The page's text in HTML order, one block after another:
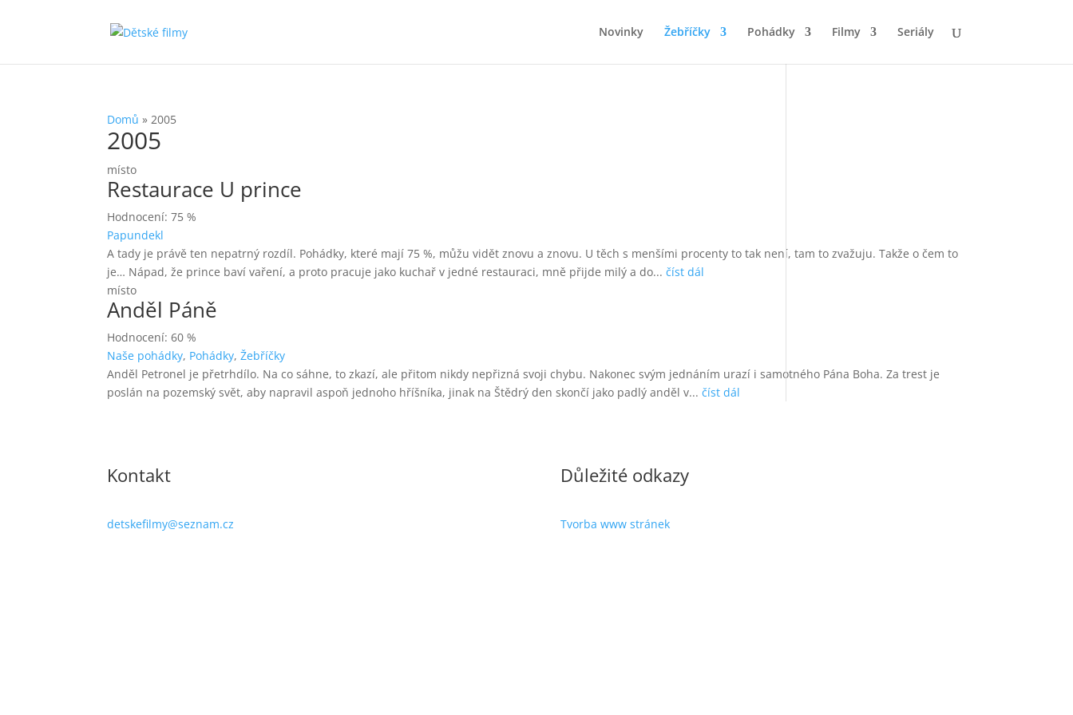
Novinky Žebříčky Pohádky Filmy Seriály
Domů »2005
2005
místo
Restaurace U prince
Hodnocení: 75 %
Papundekl
A tady je právě ten nepatrný rozdíl. Pohádky, které mají 75 %, můžu vidět znovu a znovu. U těch s menšími procenty to tak není, tam to zvažuju. Takže o čem to
je… Nápad, že prince baví vaření, a proto pracuje jako kuchař v jedné restauraci, mně přijde milý a do...číst dál
místo
Anděl Páně
Hodnocení: 60 %
Naše pohádky, Pohádky,Žebříčky
Anděl Petronel je přetrhdílo. Na co sáhne, to zkazí, ale přitom nikdy nepřizná svoji chybu. Nakonec svým jednáním urazí i samotného Pána Boha. Za trest je
poslán na pozemský svět, aby napravil aspoň jednoho hříšníka, jinak na Štědrý den skončí jako padlý anděl v...číst dál
Kontakt
detskefilmy@seznam.cz
Důležité odkazy
Tvorba www stránek